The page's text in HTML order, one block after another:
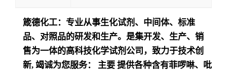
箴德化工：专业从事生化试剂、中间体、标准
品、对照品的研发和生产。是集开发、生产、销
售为一体的高科技化学试剂公司，致力于技术创
新, 竭诚为您服务： 主要 提供各种含有菲啰啉、吡